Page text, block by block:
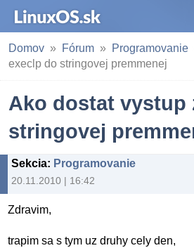
Domov Fórum Programovanie
execlp do stringovej premmenej
Ako dostat vystup
stringovej
Sekcia: Programovanie
20.11.2010 | 16:42
Zdravim,
trapim sa s tym uz druhy cely den,